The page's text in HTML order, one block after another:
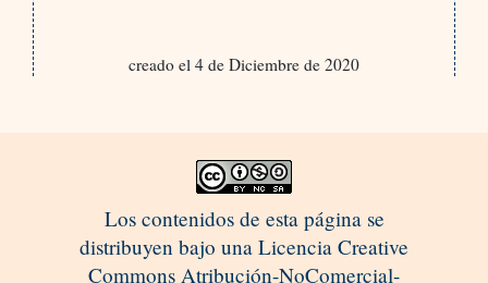
creado el 4 de Diciembre de 2020
Los contenidos de esta página se
distribuyen bajo una Licencia Creative
Commons Atribución-NoComercial-